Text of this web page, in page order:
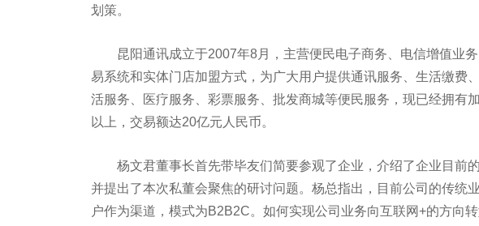
划策。
昆阳通讯成立于2007年8月，主营便民电子商务、电信增值业务
易系统和实体门店加盟方式，为广大用户提供通讯服务、生活缴费
活服务、医疗服务、彩票服务、批发商城等便民服务，现已经拥有
以上，交易额达20亿元人民币。
杨文君董事长首先带毕友们简要参观了企业，介绍了企业目前的
并提出了本次私董会聚焦的研讨问题。杨总指出，目前公司的传统
户作为渠道，模式为B2B2C。如何实现公司业务向互联网+的方向